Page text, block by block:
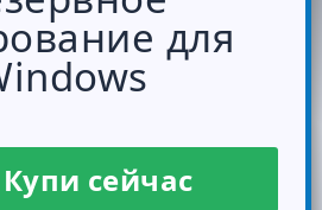
для
Купи сейчас